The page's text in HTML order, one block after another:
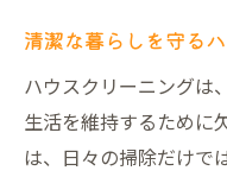
清潔な暮らしを守る
ハウスクリーニングは
生活を維持するために
は、日々の掃除だけで